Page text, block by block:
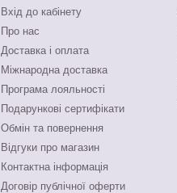
Вхід до кабінету
Про нас
Доставка і оплата
Міжнародна доставка
Програма лояльності
Подарункові сертифікати
Обмін та повернення
Відгуки про магазин
Контактна інформація
Договір публічної оферти